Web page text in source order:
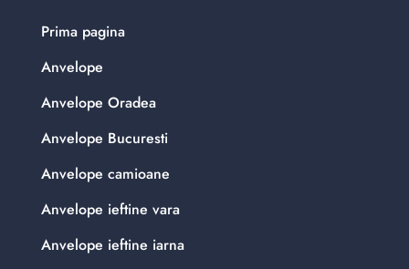
Prima pagina
Anvelope
Anvelope Oradea
Anvelope Bucuresti
Anvelope camioane
Anvelope ieftine vara
Anvelope ieftine iarna